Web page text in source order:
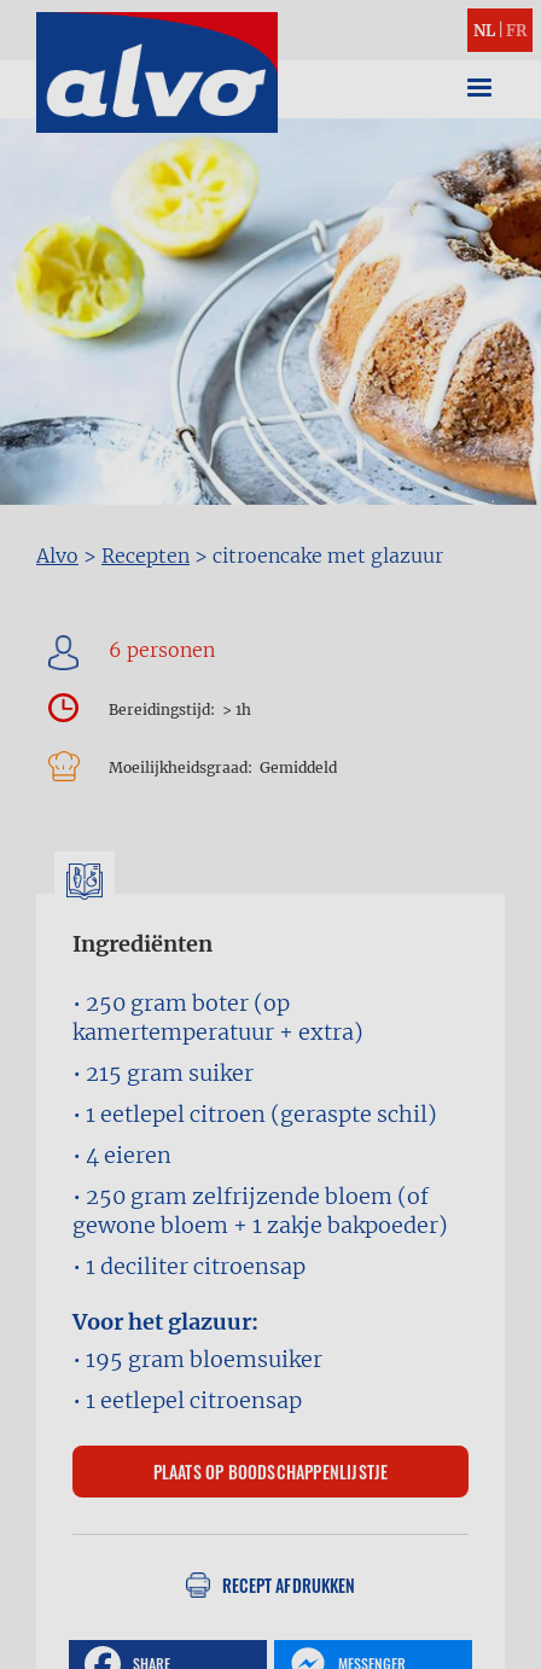
NL FR
Kruimelpad
Alvo > Recepten > citroencake met glazuur
Bereidingstijd > 1h
Moeilijkheidsgraad Gemiddeld
Ingrediënten
250 gramboter (op
kamertemperatuur + extra)
215 gram suiker
1 eetlepelcitroen (geraspte schil)
4eieren
250 gramzelfrijzende bloem (of
gewone bloem + 1 zakje bakpoeder)
1 decilitercitroensap
Voor het glazuur:
195 grambloemsuiker
1 eetlepelcitroensap
RECEPT AFDRUKKEN
SHARE MESSENGER